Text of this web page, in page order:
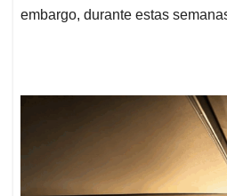
embargo, durante estas